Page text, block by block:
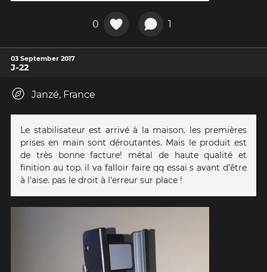
0 1
03 September 2017
J-22
Janzé, France
Le stabilisateur est arrivé à la maison. les premières
prises en main sont déroutantes. Mais le produit est
de très bonne facture! métal de haute qualité et
finition au top. il va falloir faire qq essai s avant d'être
à l'aise. pas le droit à l'erreur sur place !